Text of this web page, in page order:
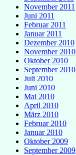
November 2011
Juni 2011
Februar 2011
Januar 2011
Dezember 2010
November 2010
Oktober 2010
September 2010
Juli 2010
Juni 2010
Mai 2010
April 2010
März 2010
Februar 2010
Januar 2010
Oktober 2009
September 2009